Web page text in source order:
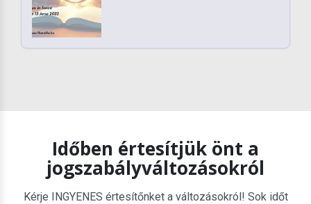
Időben értesítjük önt a
jogszabályváltozásokról
Kérje INGYENES értesítőnket a változásokról! Sok időt